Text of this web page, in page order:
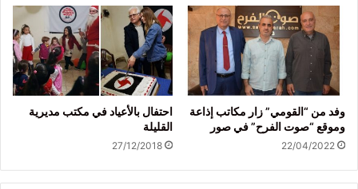
وفد من “القومي” زار مكاتب إذاعة
وموقع “صوت الفرح” في صور
22/04/2022
احتفال بالأعياد في مكتب مديرية
القليلة
27/12/2018